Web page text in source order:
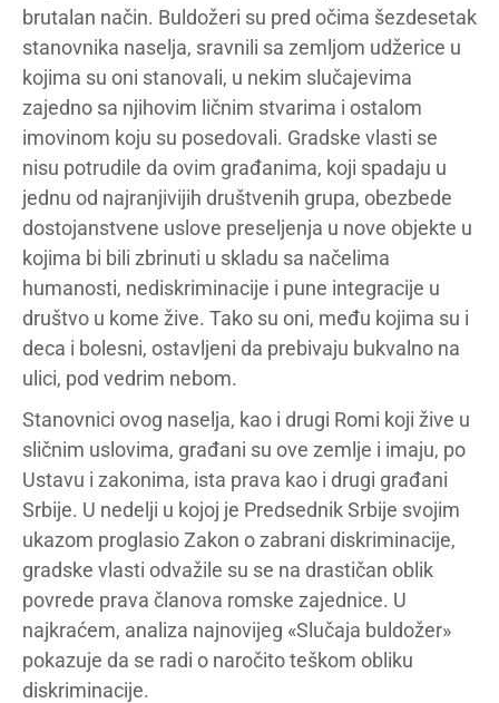
brutalan način. Buldožeri su pred očima šezdesetak
stanovnika naselja, sravnili sa zemljom udžerice u
kojima su oni stanovali, u nekim slučajevima
zajedno sa njihovim ličnim stvarima i ostalom
imovinom koju su posedovali. Gradske vlasti se
nisu potrudile da ovim građanima, koji spadaju u
jednu od najranjivijih društvenih grupa, obezbede
dostojanstvene uslove preseljenja u nove objekte u
kojima bi bili zbrinuti u skladu sa načelima
humanosti, nediskriminacije i pune integracije u
društvo u kome žive. Tako su oni, među kojima su i
deca i bolesni, ostavljeni da prebivaju bukvalno na
ulici, pod vedrim nebom.
Stanovnici ovog naselja, kao i drugi Romi koji žive u
sličnim uslovima, građani su ove zemlje i imaju, po
Ustavu i zakonima, ista prava kao i drugi građani
Srbije. U nedelji u kojoj je Predsednik Srbije svojim
ukazom proglasio Zakon o zabrani diskriminacije,
gradske vlasti odvažile su se na drastičan oblik
povrede prava članova romske zajednice. U
najkraćem, analiza najnovijeg «Slučaja buldožer»
pokazuje da se radi o naročito teškom obliku
diskriminacije.